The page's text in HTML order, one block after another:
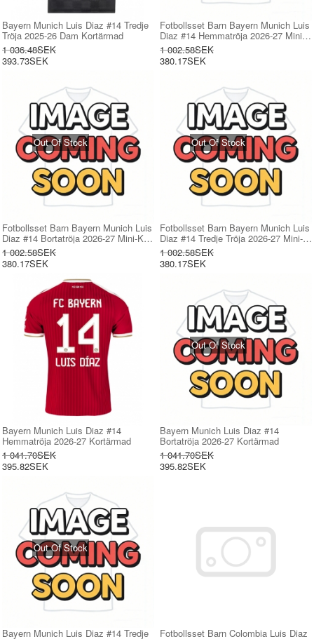
Bayern Munich Luis Diaz #14 Tredje
Tröja 2025-26 Dam Kortärmad
1 036.48SEK
393.73SEK
Fotbollsset Barn Bayern Munich Luis
Diaz #14 Hemmatröja 2026-27 Mini-
Kit Kortärmad (+ korta byxor)
1 002.58SEK
380.17SEK
Out Of Stock
Fotbollsset Barn Bayern Munich Luis
Diaz #14 Bortatröja 2026-27 Mini-Kit
Kortärmad (+ korta byxor)
1 002.58SEK
380.17SEK
Out Of Stock
Fotbollsset Barn Bayern Munich Luis
Diaz #14 Tredje Tröja 2026-27 Mini-
Kit Kortärmad (+ korta byxor)
1 002.58SEK
380.17SEK
Bayern Munich Luis Diaz #14
Hemmatröja 2026-27 Kortärmad
1 041.70SEK
395.82SEK
Out Of Stock
Bayern Munich Luis Diaz #14
Bortatröja 2026-27 Kortärmad
1 041.70SEK
395.82SEK
Out Of Stock
Bayern Munich Luis Diaz #14 Tredje Fotbollsset Barn Colombia Luis Diaz